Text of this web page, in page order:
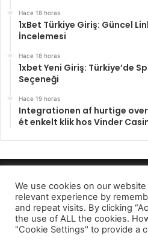
Hace 18 horas
1xBet Türkiye Giriş: Güncel
İncelemesi
Hace 18 horas
1xbet Yeni Giriş: Türkiye’de
Seçeneği
Hace 19 horas
Integrationen af hurtige
ét enkelt klik hos Vinder
Enfocando los
Aviso de
We use cookies on our
relevant experience by
and repeat visits. By clicking
the use of ALL the cookies.
"Cookie Settings" to provide a